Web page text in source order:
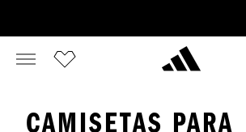
CAMISETAS PARA